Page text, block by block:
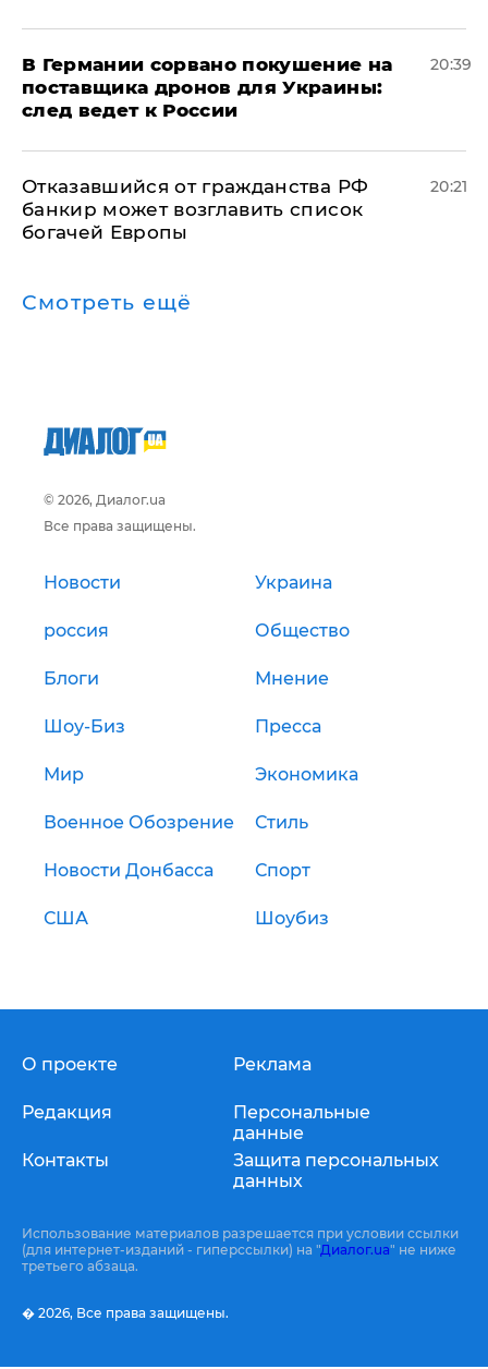
​В Германии сорвано покушение на
поставщика дронов для Украины:
след ведет к России
20:39
Отказавшийся от гражданства РФ
банкир может возглавить список
богачей Европы
20:21
Смотреть ещё
© 2026, Диалог.ua
Все права защищены.
Новости Украина
россия Общество
Блоги Мнение
Шоу-Биз Пресса
Мир Экономика
Военное Обозрение Стиль
Новости Донбасса Спорт
США Шоубиз
О проекте
Редакция
Контакты
Реклама
Персональные
данные
Защита персональных
данных
Использование материалов разрешается при условии ссылки
(для интернет-изданий - гиперссылки) на "Диалог.ua" не ниже
третьего абзаца.
� 2026, Все права защищены.